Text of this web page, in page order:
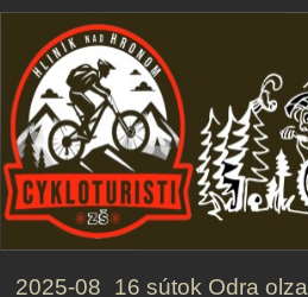
2025-08_16 sútok Odra olza